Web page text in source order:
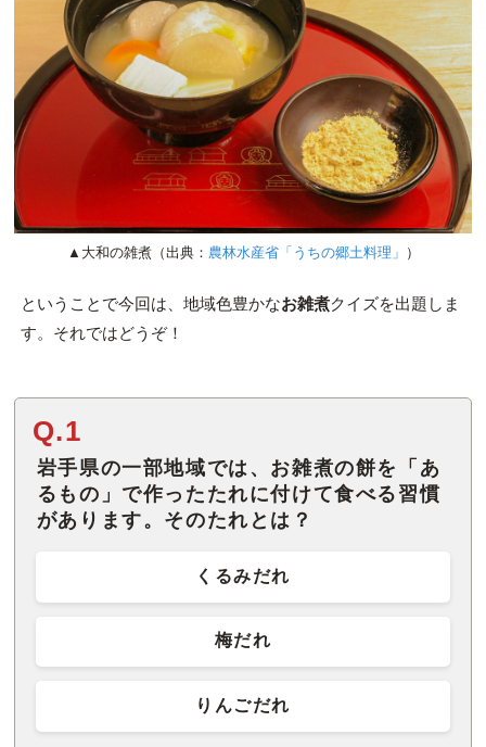
▲大和の雑煮（出典： 農林水産省「うちの郷土料理」 ）
ということで今回は、地域色豊かなお雑煮クイズを出題しま
す。それではどうぞ！
Q.1
岩手県の一部地域では、お雑煮の餅を「あ
るもの」で作ったたれに付けて食べる習慣
があります。そのたれとは？
くるみだれ
梅だれ
りんごだれ